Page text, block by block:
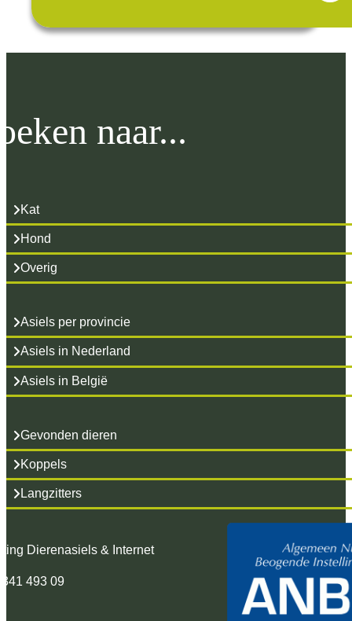
naar...
Kat
Hond
Overig
Asiels per provincie
Asiels in Nederland
Asiels in België
Gevonden dieren
Koppels
Langzitters
Dierenasiels & Internet
493 09